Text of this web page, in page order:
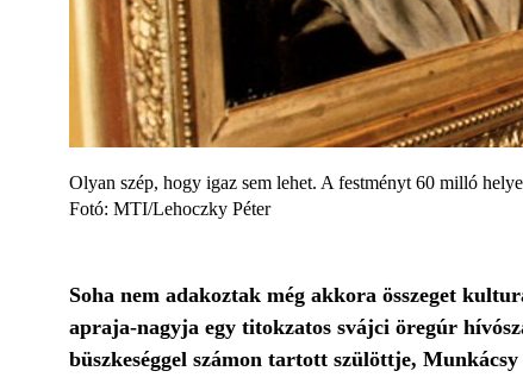
Olyan szép, hogy igaz sem lehet. A festményt 60 milló
Fotó: MTI/Lehoczky Péter
Soha nem adakoztak még akkora összeget
apraja-nagyja egy titokzatos svájci öregúr
büszkeséggel számon tartott szülöttje,